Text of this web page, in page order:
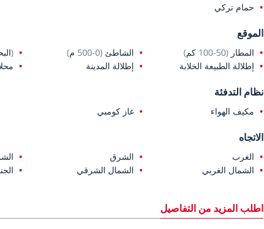
حمام تركي
الموقع
المطار (50-100 كم) الشاطئ (0-500 م)
إطلالة الطبيعة الخلابة
إطلالة المدينة
نظام التدفئة
مكيف الهواء غاز كومبي
الاتجاه
الغرب الشرق
الشمال الغربي
الشمال الشرقي
اطلب المزيد من التفاصيل